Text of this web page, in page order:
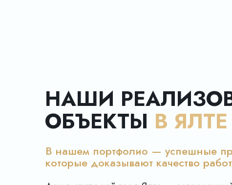
В нашем портфолио — успешные
которые доказывают качество
НАШИ
ОБЪЕКТЫ В ЯЛТЕ